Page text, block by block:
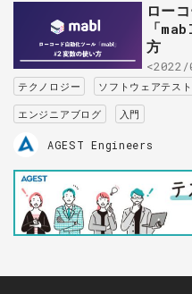
ロー
「
方
テクノロジー ソフトウェアテスト
エンジニアブログ 入門
AGEST Engineers